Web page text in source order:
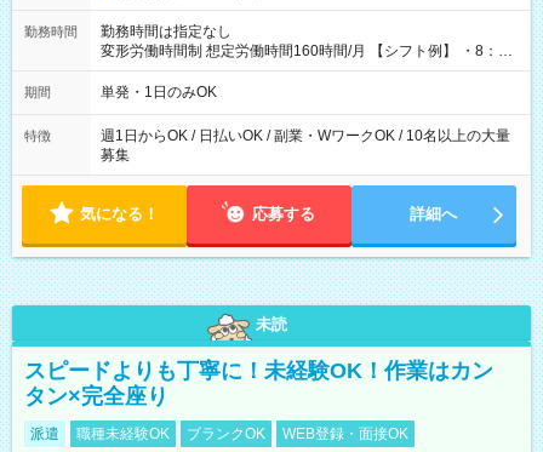
勤務時間
勤務時間は指定なし
変形労働時間制 想定労働時間160時間/月 【シフト例】 ・8：00
～21：00
期間 単発・1日のみOK
特徴
週1日からOK / 日払いOK / 副業・WワークOK / 10名以上の大量
募集
気になる！ 応募する 詳細へ
未読
スピードよりも丁寧に！未経験OK！作業はカン
タン×完全座り
派遣 職種未経験OK ブランクOK WEB登録・面接OK